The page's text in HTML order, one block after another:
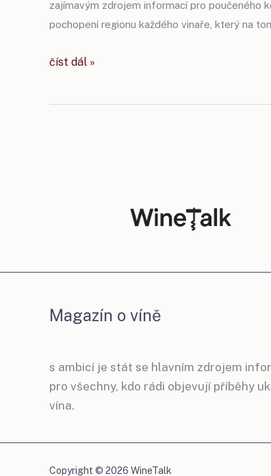
zajímavým zdrojem informací pro poučeného
pochopení regionu každého vinaře, který na
vinaři
číst dál »
Magazín o víně
s ambicí je stát se hlavním zdrojem
pro všechny, kdo rádi objevují příběhy
vína.
Copyright © 2026 WineTalk